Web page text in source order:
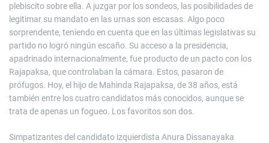
plebiscito sobre ella. A juzgar por los sondeos, las posibilidades de
legitimar su mandato en las urnas son escasas. Algo poco
sorprendente, teniendo en cuenta que en las últimas legislativas su
partido no logró ningún escaño. Su acceso a la presidencia,
apadrinado internacionalmente, fue producto de un pacto con los
Rajapaksa, que controlaban la cámara. Estos, pasaron de
prófugos. Hoy, el hijo de Mahinda Rajapaksa, de 38 años, está
también entre los cuatro candidatos más conocidos, aunque se
trata de apenas un fogueo. Los favoritos son dos.
Simpatizantes del candidato izquierdista Anura Dissanayaka